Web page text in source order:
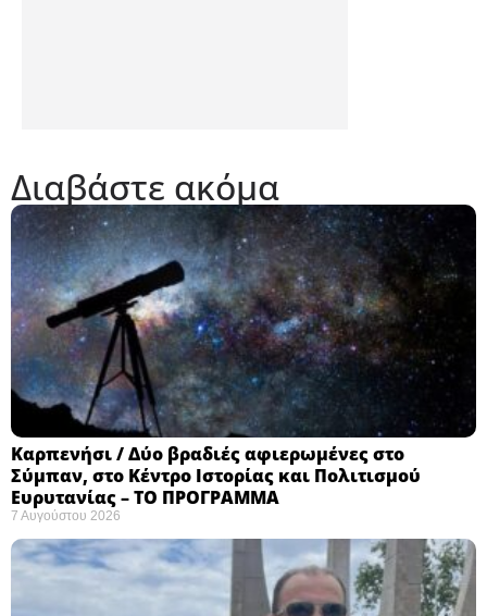
Διαβάστε ακόμα
Καρπενήσι / Δύο βραδιές αφιερωμένες στο
Σύμπαν, στο Κέντρο Ιστορίας και Πολιτισμού
Ευρυτανίας – ΤΟ ΠΡΟΓΡΑΜΜΑ
7 Αυγούστου 2026